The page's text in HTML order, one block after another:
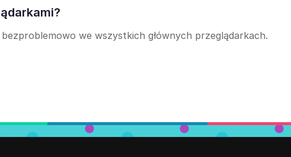
we wszystkich głównych przeglądarkach.